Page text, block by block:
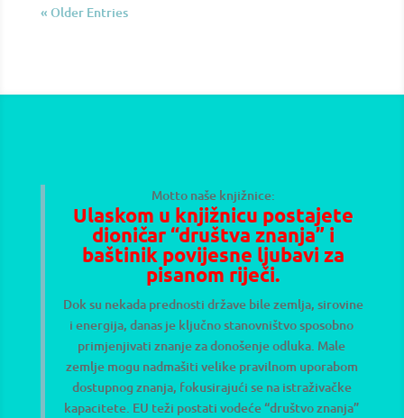
« Older Entries
Motto naše knjižnice:
Ulaskom u knjižnicu postajete
dioničar “društva znanja” i
baštinik povijesne ljubavi za
pisanom riječi.
Dok su nekada prednosti države bile zemlja, sirovine
i energija, danas je ključno stanovništvo sposobno
primjenjivati znanje za donošenje odluka. Male
zemlje mogu nadmašiti velike pravilnom uporabom
dostupnog znanja, fokusirajući se na istraživačke
kapacitete. EU teži postati vodeće “društvo znanja”